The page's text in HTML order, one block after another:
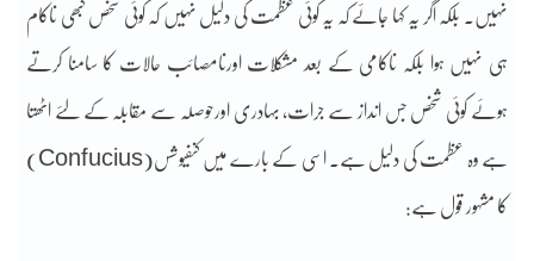
نہیں۔ بلکہ اگر یہ کہا جائے کہ یہ کوئی عظمت کی دلیل نہیں کہ کوئی شخص کبھی ناکام
ہی نہیں ہوا بلکہ ناکامی کے بعد مشکلات اورنامصائب حالات کا سامنا کرتے
ہوئے کوئی شخص جس انداز سے جرات، بہادری اورحوصلہ سے مقابلہ کے لئے اٹھتا
ہے وہ عظمت کی دلیل ہے۔ اسی کے بارے میں کنفیوشس(Confucius)
کا مشہور قول ہے: